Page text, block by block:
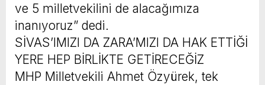
ve 5 milletvekilini de alacağımıza
inanıyoruz” dedi.
SİVAS’IMIZI DA ZARA’MIZI DA HAK ETTİĞİ
YERE HEP BİRLİKTE GETİRECEĞİZ
MHP Milletvekili Ahmet Özyürek, tek